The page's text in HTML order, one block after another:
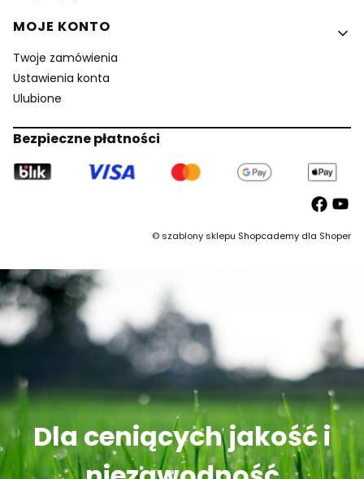
MOJE KONTO
Twoje zamówienia
Ustawienia konta
Ulubione
Bezpieczne płatności
©szablony sklepu Shopcademy dla Shoper
Dla ceniących jakość i